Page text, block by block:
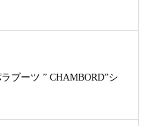
ラブーツ ” CHAMBORD”シ